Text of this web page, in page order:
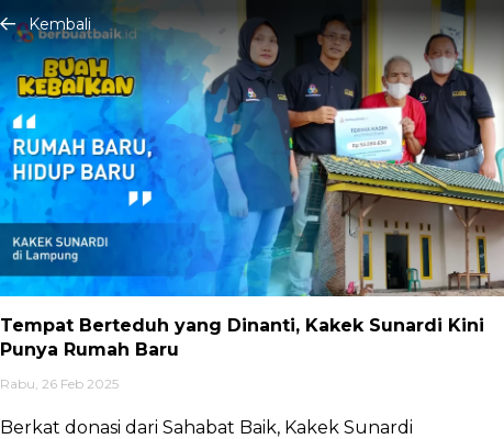
Kembali
Tempat Berteduh yang Dinanti, Kakek Sunardi Kini
Punya Rumah Baru
Rabu, 26 Feb 2025
Berkat donasi dari Sahabat Baik, Kakek Sunardi